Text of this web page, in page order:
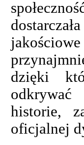
dzięki
historie,
oficjalnej